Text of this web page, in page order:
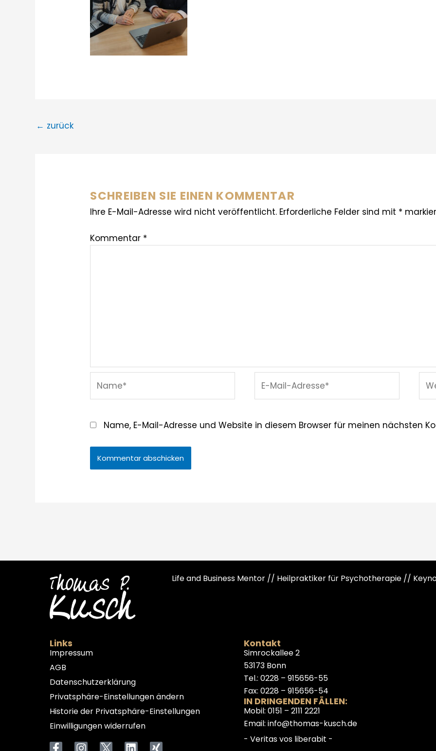
← zurück
SCHREIBEN SIE EINEN KOMMENTAR
Ihre E-Mail-Adresse wird nicht veröffentlicht. Erforderliche Felder sind mit *
Kommentar *
Mail-
Name, E-Mail-Adresse und Website in diesem Browser für meinen nächsten
Life and Business Mentor // Heilpraktiker für Psychotherapie //
Links
Impressum
AGB
Datenschutzerklärung
Privatsphäre-Einstellungen ändern
Historie der Privatsphäre-Einstellungen
Einwilligungen widerrufen
Kontakt
Simrockallee 2
53173 Bonn
Tel.: 0228 – 915656-55
Fax: 0228 – 915656-54
IN DRINGENDEN FÄLLEN:
Mobil: 0151 – 2111 2221
Email: info@thomas-kusch.de
- Veritas vos liberabit -